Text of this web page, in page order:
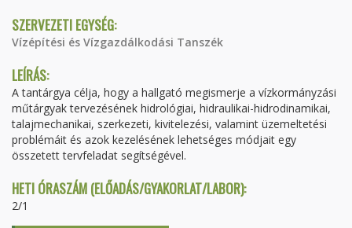
SZERVEZETI EGYSÉG:
Vízépítési és Vízgazdálkodási Tanszék
LEÍRÁS:
A tantárgya célja, hogy a hallgató megismerje a vízkormányzási
műtárgyak tervezésének hidrológiai, hidraulikai-hidrodinamikai,
talajmechanikai, szerkezeti, kivitelezési, valamint üzemeltetési
problémáit és azok kezelésének lehetséges módjait egy
összetett tervfeladat segítségével.
HETI ÓRASZÁM (ELŐADÁS/GYAKORLAT/LABOR):
2/1